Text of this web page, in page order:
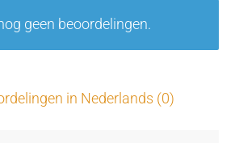
geen beoordelingen.
in Nederlands (0)